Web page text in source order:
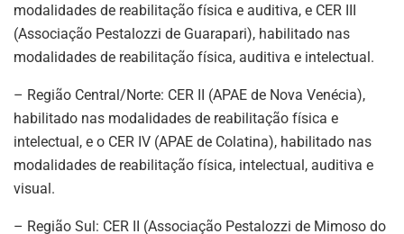
modalidades de reabilitação física e auditiva, e CER III
(Associação Pestalozzi de Guarapari), habilitado nas
modalidades de reabilitação física, auditiva e intelectual.
– Região Central/Norte: CER II (APAE de Nova Venécia),
habilitado nas modalidades de reabilitação física e
intelectual, e o CER IV (APAE de Colatina), habilitado nas
modalidades de reabilitação física, intelectual, auditiva e
visual.
– Região Sul: CER II (Associação Pestalozzi de Mimoso do